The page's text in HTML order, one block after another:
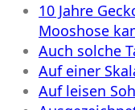
10 Jahre
Mooshose
Auch solche
Auf einer
Auf leisen